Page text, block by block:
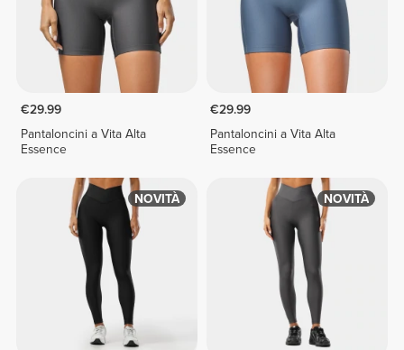
€29.99
Pantaloncini a Vita Alta
Essence
€29.99
Pantaloncini a Vita Alta
Essence
NOVITÀ NOVITÀ